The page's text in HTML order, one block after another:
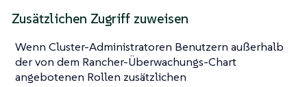
Zusätzlichen Zugriff zuweisen
Wenn Cluster-Administratoren Benutzern außerhalb
der von dem Rancher-Überwachungs-Chart
angebotenen Rollen zusätzlichen